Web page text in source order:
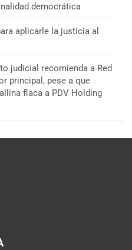
democrática
aplicarle la justicia al
judicial recomienda a Red
principal, pese a que
flaca a PDV Holding